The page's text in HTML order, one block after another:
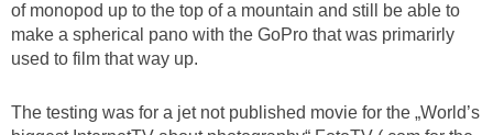
of monopod up to the top of a mountain and still be able to
make a spherical pano with the GoPro that was primarirly
used to film that way up.
The testing was for a jet not published movie for the „World’s